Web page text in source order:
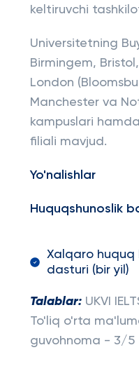
keltiruvchi
Universitetning
Birmingem,
London
Manchester va
kampuslari
filiali mavjud.
Yo'nalishlar
Huquqshunoslik
Xalqaro huquq
dasturi (bir yil)
Talablar:UKVI
To'liq o'rta
guvohnoma - 3/5